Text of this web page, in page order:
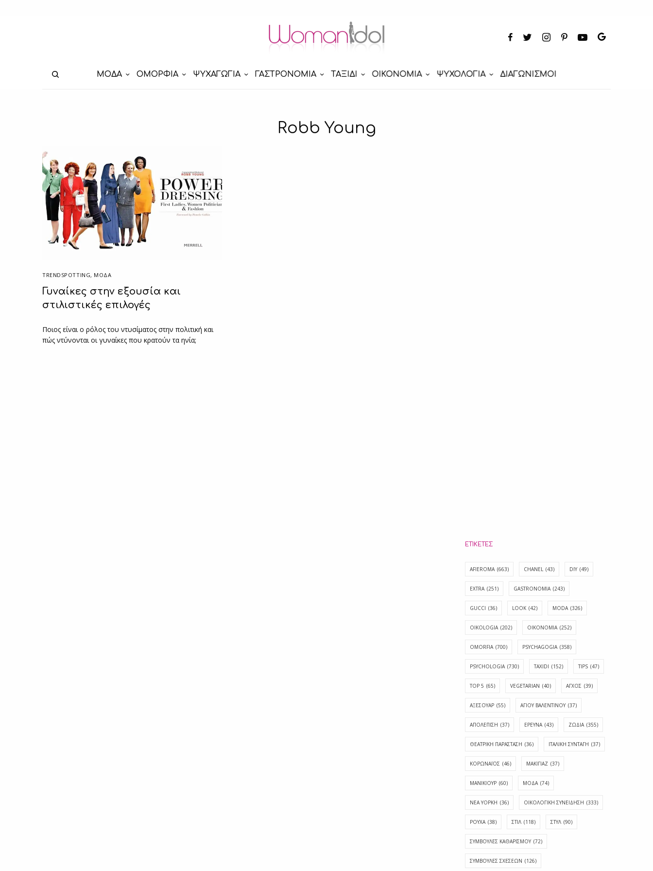
ΜΟΔΑ ΟΜΟΡΦΙΑ ΨΥΧΑΓΩΓΙΑ ΓΑΣΤΡΟΝΟΜΙΑ ΤΑΞΙΔΙ ΟΙΚΟΝΟΜΙΑ ΨΥΧΟΛΟΓΙΑ ΔΙΑΓΩΝΙΣΜΟΙ
Robb Young
TRENDSPOTTING, ΜΟΔΑ
Γυναίκες στην εξουσία και
στιλιστικές επιλογές
Ποιος είναι ο ρόλος του ντυσίματος στην πολιτική και
πώς ντύνονται οι γυναίκες που κρατούν τα ηνία;
ΕΤΙΚΈΤΕΣ
AFIEROMA (663) CHANEL (43) DIY (49)
EXTRA (251) GASTRONOMIA (243)
GUCCI (36) LOOK (42) MODA (326)
OIKOLOGIA (202) OIKONOMIA (252)
OMORFIA (700) PSYCHAGOGIA (358)
PSYCHOLOGIA (730) TAXIDI (152) TIPS (47)
TOP 5 (65) VEGETARIAN (40) ΑΓΧΟΣ (39)
ΑΞΕΣΟΥΑΡ (55) ΑΓΊΟΥ ΒΑΛΕΝΤΊΝΟΥ (37)
ΑΠΟΛΈΠΙΣΗ (37) ΕΡΕΥΝΑ (43) ΖΩΔΙΑ (355)
ΘΕΑΤΡΙΚΗ ΠΑΡΑΣΤΑΣΗ (36) ΙΤΑΛΙΚΗ ΣΥΝΤΑΓΗ (37)
ΚΟΡΩΝΑΪΟΣ (46) ΜΑΚΙΓΙΑΖ (37)
ΜΑΝΙΚΙΟΥΡ (60) ΜΟΔΑ (74)
ΝΕΑ ΥΟΡΚΗ (36) ΟΙΚΟΛΟΓΙΚΗ ΣΥΝΕΙΔΗΣΗ (333)
ΡΟΥΧΑ (38) ΣΤΙΛ (118) ΣΤΥΛ (90)
ΣΥΜΒΟΥΛΕΣ ΚΑΘΑΡΙΣΜΟΥ (72)
ΣΥΜΒΟΥΛΕΣ ΣΧΕΣΕΩΝ (126)